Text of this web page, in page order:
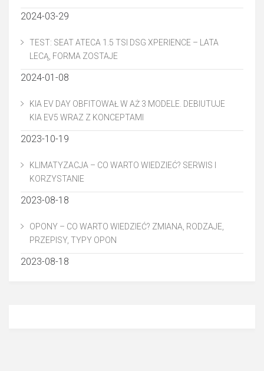
2024-03-29
TEST: SEAT ATECA 1.5 TSI DSG XPERIENCE – LATA
LECĄ, FORMA ZOSTAJE
2024-01-08
KIA EV DAY OBFITOWAŁ W AŻ 3 MODELE. DEBIUTUJE
KIA EV5 WRAZ Z KONCEPTAMI
2023-10-19
KLIMATYZACJA – CO WARTO WIEDZIEĆ? SERWIS I
KORZYSTANIE
2023-08-18
OPONY – CO WARTO WIEDZIEĆ? ZMIANA, RODZAJE,
PRZEPISY, TYPY OPON
2023-08-18